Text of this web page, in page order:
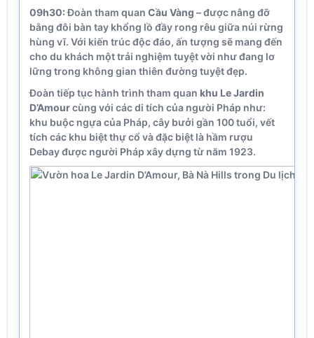
09h30:Đoàn tham quan Cầu Vàng – được nâng đỡ
bằng đôi bàn tay khổng lồ đầy rong rêu giữa núi rừng
hùng vĩ. Với kiến trúc độc đáo, ấn tượng sẽ mang đến
cho du khách một trải nghiệm tuyệt vời như đang lơ
lững trong không gian thiên đường tuyệt đẹp.
Đoàn tiếp tục hành trình tham quan khu Le Jardin
D’Amourcùng với các di tích của người Pháp như:
khu buộc ngựa của Pháp, cây bưởi gần 100 tuổi, vết
tích các khu biệt thự cổ và đặc biệt là hầm rượu
Debay được người Pháp xây dựng từ năm 1923.